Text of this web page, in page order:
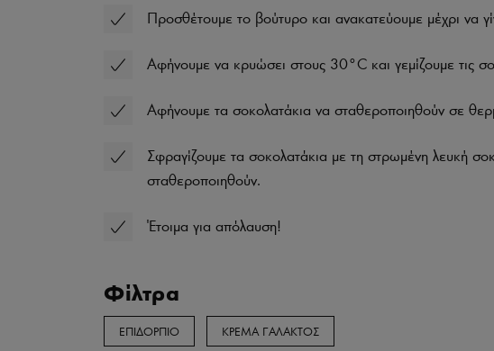
Προσθέτουμε το βούτυρο και ανακατεύουμε μέχρι να
Αφήνουμε να κρυώσει στους 30°C και γεμίζουμε τις
Αφήνουμε τα σοκολατάκια να σταθεροποιηθούν σε
Σφραγίζουμε τα σοκολατάκια με τη στρωμένη λευκή
σταθεροποιηθούν.
Έτοιμα για απόλαυση!
Φίλτρα
ΕΠΙΔΟΡΠΙΟ ΚΡΕΜΑ ΓΑΛΑΚΤΟΣ